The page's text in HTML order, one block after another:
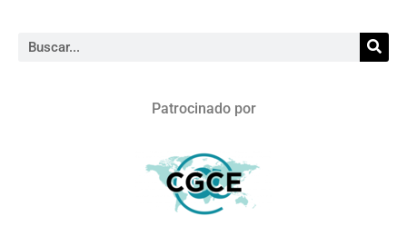
Patrocinado por